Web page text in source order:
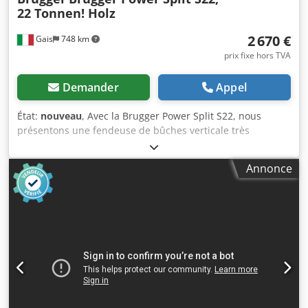
Gais 748 km
22 Tonnen! Holz
2 670 €
prix fixe hors TVA
Demander Appel
État: nouveau, Avec la Brugger Power Split S22, nous
présentons une fendeuse de bûches verticale très
performante, avec une puissance de fendage de 22
tonnes. Cette machine robuste est idéale pour de
multiples applications et offre une flexibilité maximale en
matière d'entraînement - que ce soit par le biais du
moteur électrique ou de la prise de force. Le processus de
électrique 5kW & entraînement par prise de force - Poids :
335kg - jusqu'à 110cm de longueur de bûche - Lève-
grumes - Deux vitesses La livraison comprend un lève-
Annonce